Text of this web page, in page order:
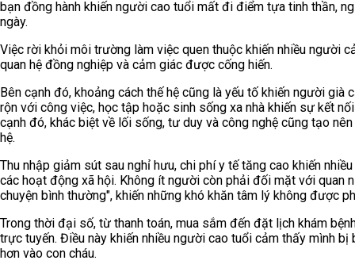
bạn đồng hành khiến người cao tuổi mất đi điểm tựa tinh thần,
ngày.
Việc rời khỏi môi trường làm việc quen thuộc khiến nhiều người
quan hệ đồng nghiệp và cảm giác được cống hiến.
Bên cạnh đó, khoảng cách thế hệ cũng là yếu tố khiến người già
rộn với công việc, học tập hoặc sinh sống xa nhà khiến sự kết
cạnh đó, khác biệt về lối sống, tư duy và công nghệ cũng tạo
hệ.
Thu nhập giảm sút sau nghỉ hưu, chi phí y tế tăng cao khiến
các hoạt động xã hội. Không ít người còn phải đối mặt với quan
chuyện bình thường", khiến những khó khăn tâm lý không được
Trong thời đại số, từ thanh toán, mua sắm đến đặt lịch khám
trực tuyến. Điều này khiến nhiều người cao tuổi cảm thấy mình bị
hơn vào con cháu.